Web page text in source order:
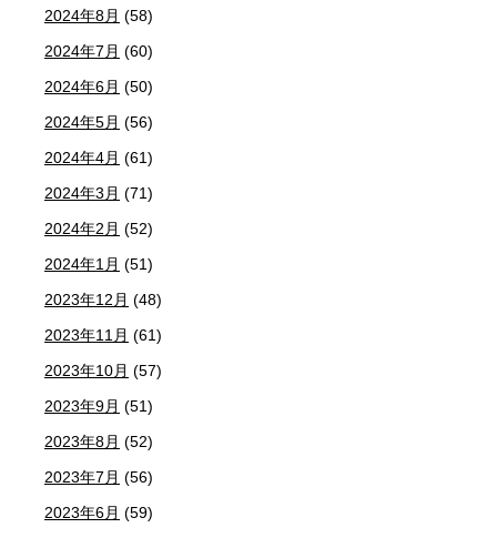
2024年8月 (58)
2024年7月 (60)
2024年6月 (50)
2024年5月 (56)
2024年4月 (61)
2024年3月 (71)
2024年2月 (52)
2024年1月 (51)
2023年12月 (48)
2023年11月 (61)
2023年10月 (57)
2023年9月 (51)
2023年8月 (52)
2023年7月 (56)
2023年6月 (59)